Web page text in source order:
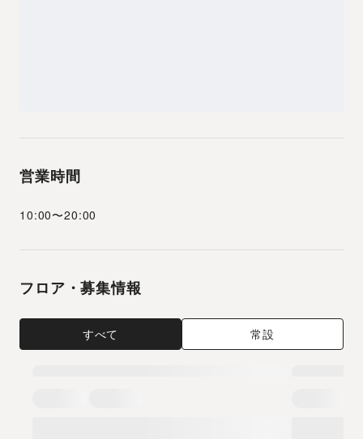
営業時間
10:00〜20:00
フロア・募集情報
すべて 常設